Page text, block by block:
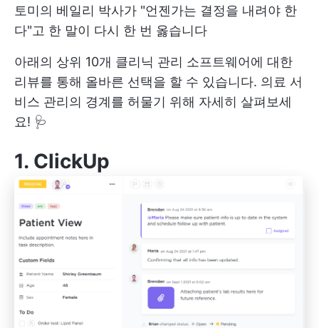
토미의 베일리 박사가 "언젠가는 결정을 내려야 한
다"고 한 말이 다시 한 번 옳습니다
아래의 상위 10개 클리닉 관리 소프트웨어에 대한
리뷰를 통해 올바른 선택을 할 수 있습니다. 의료 서
비스 관리의 경계를 허물기 위해 자세히 살펴보세
요! 🩺
1. ClickUp